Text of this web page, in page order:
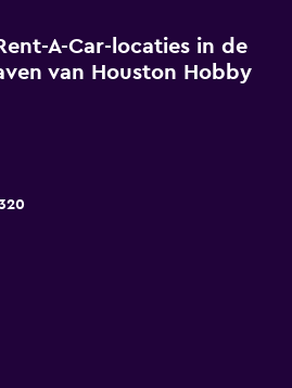
A-Car-locaties in de
van Houston Hobby